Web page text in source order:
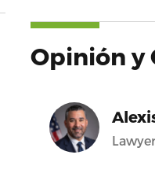
Opinión y
Lawyer